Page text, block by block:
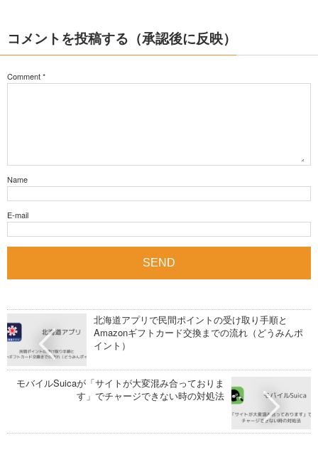
コメントを投稿する（承認後に反映）
Comment*
Name
E-mail
北海道アプリで民間ポイントの受け取り手順と
Amazonギフトカード交換までの流れ（どうみんポ
イント）
モバイルSuicaが「サイトが大変混み合っておりま
す」でチャージできない時の対処法